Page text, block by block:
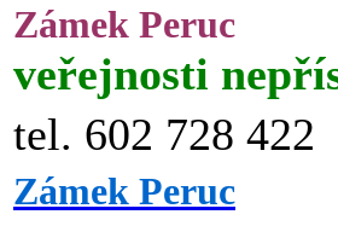
Zámek Peruc
veřejnosti
tel. 602 728 422
Zámek Peruc